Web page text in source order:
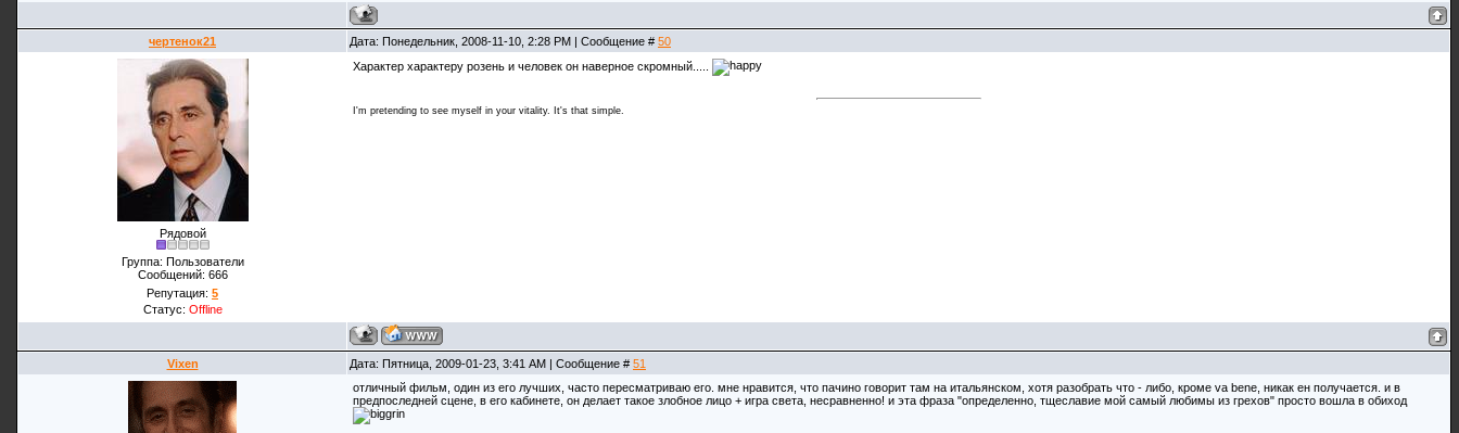
чертенок21 Дата: Понедельник, 2008-11-10, 2:28 PM | Сообщение # 50
Рядовой
Группа: Пользователи
Сообщений: 666
Репутация: 5
Статус: Offline
Характер характеру розень и человек он наверное скромный.....
I'm pretending to see myself in your vitality. It's that simple.
Vixen Дата: Пятница, 2009-01-23, 3:41 AM | Сообщение # 51
отличный фильм, один из его лучших, часто пересматриваю его. мне нравится, что пачино говорит там на итальянском, хотя разобрать что - либо, кроме va bene, никак ен получается. и в
предпоследней сцене, в его кабинете, он делает такое злобное лицо + игра света, несравненно! и эта фраза "определенно, тщеславие мой самый любимы из грехов" просто вошла в обиход